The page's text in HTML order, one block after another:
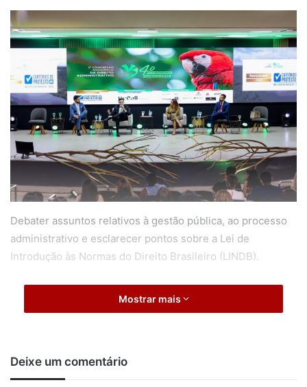
Debater assuntos relativos à gestão pública, ao processo
administrativo e esclarecer pontos sobre a Lei de
Introdução às Normas do Direito Brasileiro (LINDB).
Estado de Rondônia (MPC-RO) participou, no dia 7 de
Realizado no auditório da Faculdade Católica de Rondônia,
Mostrar mais
Deixe um comentário